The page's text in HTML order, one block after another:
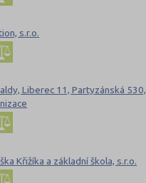
s.r.o.
Liberec 11, Partyzánská 530,
Křižíka a základní škola, s.r.o.